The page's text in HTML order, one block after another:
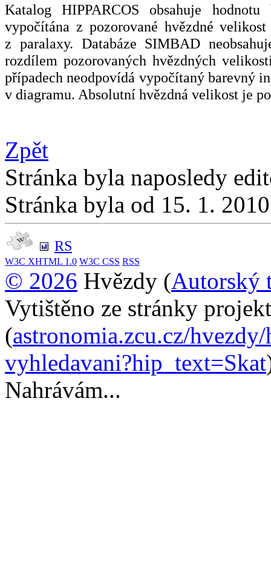
Katalog HIPPARCOS obsahuje
vypočítána z pozorované hvězdné
z paralaxy. Databáze SIMBAD
rozdílem pozorovaných hvězdných
případech neodpovídá vypočítaný barevný
v diagramu. Absolutní hvězdná velikost je
Zpět
Stránka byla naposledy
Stránka byla od 15. 1.
RS
W3C XHTML 1.0 W3C CSS RSS
© 2026 Hvězdy (Autorský
Vytištěno ze stránky
(astronomia.zcu.cz/
vyhledavani?hip_text=Skat
Nahrávám...